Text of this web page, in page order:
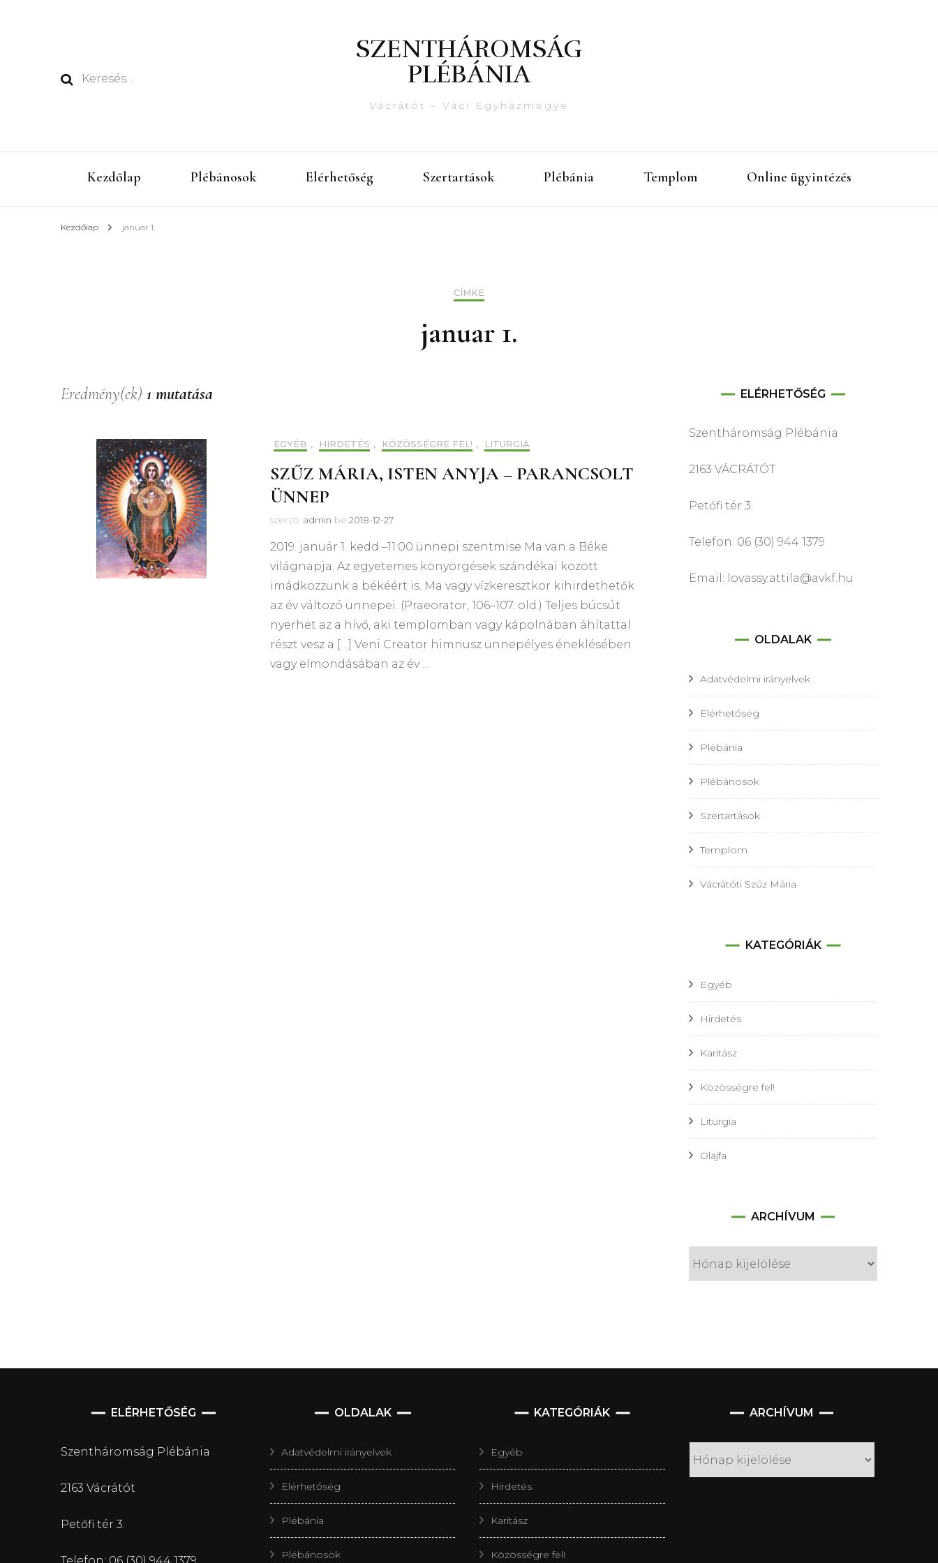
Keresés:
SZENTHÁROMSÁG
PLÉBÁNIA
Vácrátót – Váci Egyházmegye
Kezdőlap Plébánosok Elérhetőség Szertartások Plébánia Templom Online ügyintézés
Kezdőlap januar 1.
CÍMKE
januar 1.
Eredmény(ek) 1 mutatása
EGYÉB , HIRDETÉS , KÖZÖSSÉGRE FEL! , LITURGIA
SZŰZ MÁRIA, ISTEN ANYJA – PARANCSOLT
ÜNNEP
szerző: admin be 2018-12-27
2019. január 1. kedd –11:00 ünnepi szentmise Ma van a Béke
világnapja. Az egyetemes könyörgések szándékai között
imádkozzunk a békéért is. Ma vagy vízkeresztkor kihirdethetők
az év változó ünnepei. (Praeorator, 106–107. old.) Teljes búcsút
nyerhet az a hívő, aki templomban vagy kápolnában áhítattal
részt vesz a […] Veni Creator himnusz ünnepélyes éneklésében
vagy elmondásában az év …
ELÉRHETŐSÉG
Szentháromság Plébánia
2163 VÁCRÁTÓT
Petőfi tér 3.
Telefon: 06 (30) 944 1379
Email: lovassy.attila@avkf.hu
OLDALAK
Adatvédelmi irányelvek
Elérhetőség
Plébánia
Plébánosok
Szertartások
Templom
Vácrátóti Szűz Mária
KATEGÓRIÁK
Egyéb
Hirdetés
Karitász
Közösségre fel!
Liturgia
Olajfa
ARCHÍVUM
Archívum
ELÉRHETŐSÉG
Szentháromság Plébánia
2163 Vácrátót
Petőfi tér 3.
OLDALAK
Adatvédelmi irányelvek
Elérhetőség
Plébánia
Plébánosok
KATEGÓRIÁK
Egyéb
Hirdetés
Karitász
Közösségre fel!
ARCHÍVUM
Archívum